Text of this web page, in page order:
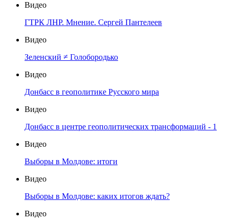
Видео
ГТРК ЛНР. Мнение. Сергей Пантелеев
Видео
Зеленский ≠ Голобородько
Видео
Донбасс в геополитике Русского мира
Видео
Донбасс в центре геополитических трансформаций - 1
Видео
Выборы в Молдове: итоги
Видео
Выборы в Молдове: каких итогов ждать?
Видео